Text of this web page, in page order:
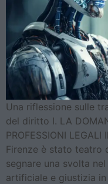
Una riflessione sulle
del diritto I. LA
PROFESSIONI
Firenze è stato teatro
segnare una svolta
artificiale e giustizia